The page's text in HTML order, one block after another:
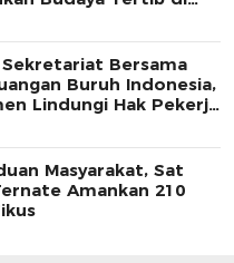
Bersama
Buruh Indonesia,
Lindungi Hak Pekerja
Masyarakat, Sat
Amankan 210